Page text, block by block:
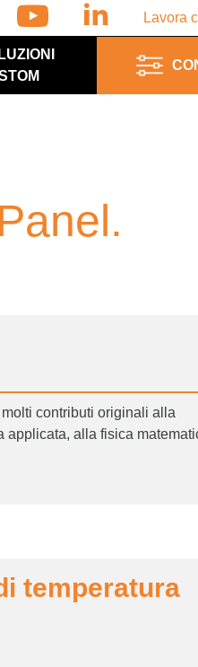
Lavora
contributi originali alla
applicata, alla fisica
la formulazione della
temperatura